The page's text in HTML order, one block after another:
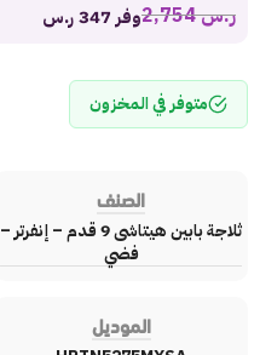
ر.س2,754 وفر 347 ر.س
متوفر في المخزون
الصنف
ثلاجة بابين هيتاشى 9 قدم – إنفرتر –
فضي
الموديل